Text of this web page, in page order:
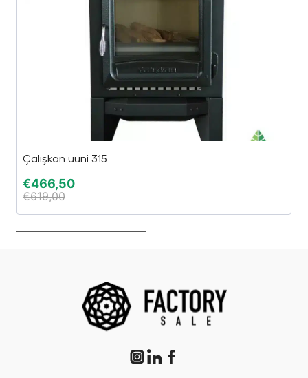
Çalışkan uuni 315
€466,50
€619,00